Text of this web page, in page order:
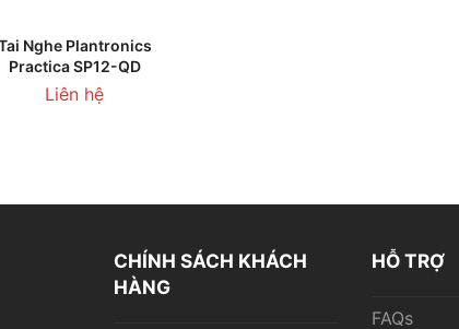
LIÊN HỆ
Nghe Plantronics
Practica SP12-QD
Liên hệ
CHÍNH SÁCH KHÁCH
HÀNG
HỖ TRỢ
FAQs